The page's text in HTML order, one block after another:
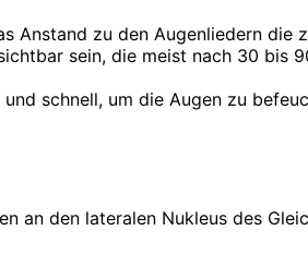
zu den Augenliedern die
sein, die meist nach 30 bis
schnell, um die Augen zu
an den lateralen Nukleus des